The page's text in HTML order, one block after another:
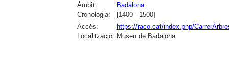
Àmbit:
Badalona
Cronologia:
[1400 - 1500]
Accés:
https://raco.cat/index.php/
Localització: Museu de Badalona